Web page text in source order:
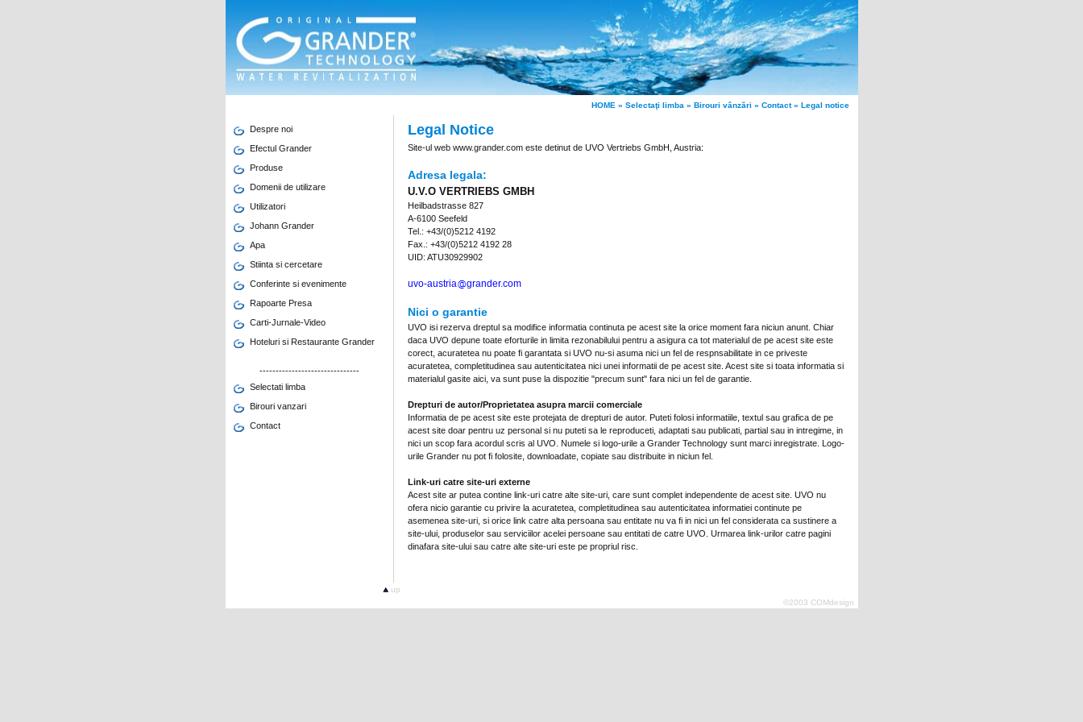
HOME » Selectaţi limba » Birouri vânzări » Contact » Legal notice
Despre noi
Efectul Grander
Produse
Domenii de utilizare
Utilizatori
Johann Grander
Apa
Stiinta si cercetare
Conferinte si evenimente
Rapoarte Presa
Carti-Jurnale-Video
Hoteluri si Restaurante Grander
-------------------------------
Selectati limba
Birouri vanzari
Contact
Legal Notice
Site-ul web www.grander.com este detinut de UVO Vertriebs GmbH, Austria:
Adresa legala:
U.V.O VERTRIEBS GMBH
Heilbadstrasse 827
A-6100 Seefeld
Tel.: +43/(0)5212 4192
Fax.: +43/(0)5212 4192 28
UID: ATU30929902
uvo-austria grander.com
Nici o garantie
UVO isi rezerva dreptul sa modifice informatia continuta pe acest site la orice moment fara niciun anunt. Chiar
daca UVO depune toate eforturile in limita rezonabilului pentru a asigura ca tot materialul de pe acest site este
corect, acuratetea nu poate fi garantata si UVO nu-si asuma nici un fel de respnsabilitate in ce priveste
acuratetea, completitudinea sau autenticitatea nici unei informatii de pe acest site. Acest site si toata informatia si
materialul gasite aici, va sunt puse la dispozitie "precum sunt" fara nici un fel de garantie.
Drepturi de autor/Proprietatea asupra marcii comerciale
Informatia de pe acest site este protejata de drepturi de autor. Puteti folosi informatiile, textul sau grafica de pe
acest site doar pentru uz personal si nu puteti sa le reproduceti, adaptati sau publicati, partial sau in intregime, in
nici un scop fara acordul scris al UVO. Numele si logo-urile a Grander Technology sunt marci inregistrate. Logo-
urile Grander nu pot fi folosite, downloadate, copiate sau distribuite in niciun fel.
Link-uri catre site-uri externe
Acest site ar putea contine link-uri catre alte site-uri, care sunt complet independente de acest site. UVO nu
ofera nicio garantie cu privire la acuratetea, completitudinea sau autenticitatea informatiei continute pe
asemenea site-uri, si orice link catre alta persoana sau entitate nu va fi in nici un fel considerata ca sustinere a
site-ului, produselor sau serviciilor acelei persoane sau entitati de catre UVO. Urmarea link-urilor catre pagini
dinafara site-ului sau catre alte site-uri este pe propriul risc.
up
©2003 COMdesign